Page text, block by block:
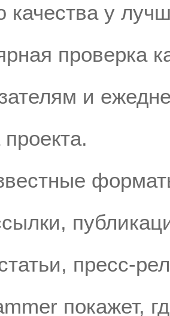
качества у
проверка
и
пресс-
покажет,